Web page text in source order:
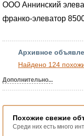
ООО Аннинский
франко-элеватор
Архивное
Найдено 124
Дополнительно...
Похожие свежие
Среди них есть много